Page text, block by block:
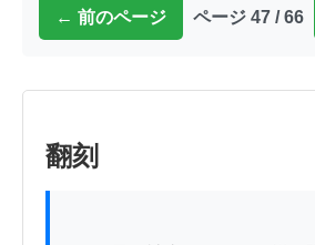
← 前のページ ページ 47 / 66
翻刻